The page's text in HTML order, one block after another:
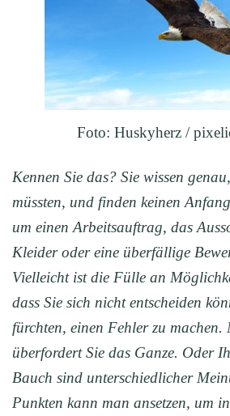
Foto: Huskyherz /
Kennen Sie das? Sie wissen
müssten, und finden keinen
um einen Arbeitsauftrag, das
Kleider oder eine überfällige
Vielleicht ist die Fülle an
dass Sie sich nicht entscheiden
fürchten, einen Fehler zu machen.
überfordert Sie das Ganze. Oder
Bauch sind unterschiedlicher
Punkten kann man ansetzen, um